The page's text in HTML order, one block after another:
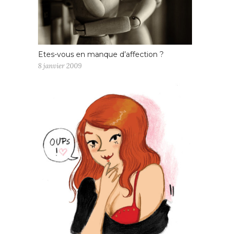
Etes-vous en manque d’affection ?
8 janvier 2009